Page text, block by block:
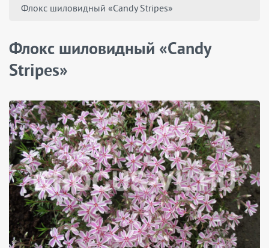
Флокс шиловидный «Candy Stripes»
Флокс шиловидный «Candy
Stripes»